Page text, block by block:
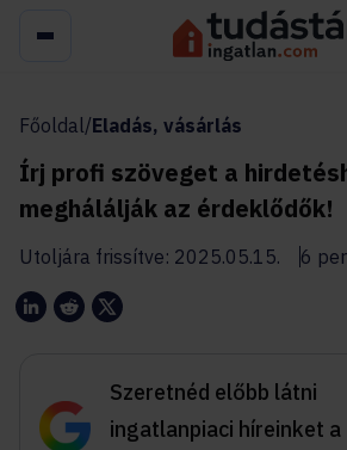
Főoldal/Eladás, vásárlás
Írj profi szöveget a
meghálálják az érdeklődők!
Utoljára frissítve: 2025.05.15. 6
Szeretnéd előbb látni
ingatlanpiaci híreinket a